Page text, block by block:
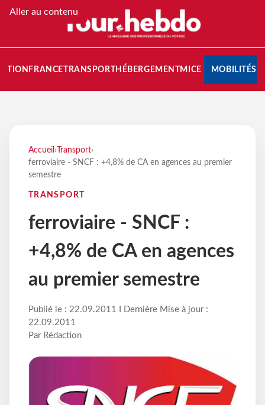
Aller au contenu
FRANCETRANSPORT HÉBERGEMENTMICE MOBILITÉS
Accueil › Transport›
ferroviaire - SNCF : +4,8% de CA en agences au premier
semestre
TRANSPORT
ferroviaire - SNCF :
+4,8% de CA en agences
au premier semestre
Publié le : 22.09.2011 I Dernière Mise à jour :
22.09.2011
Par Rédaction